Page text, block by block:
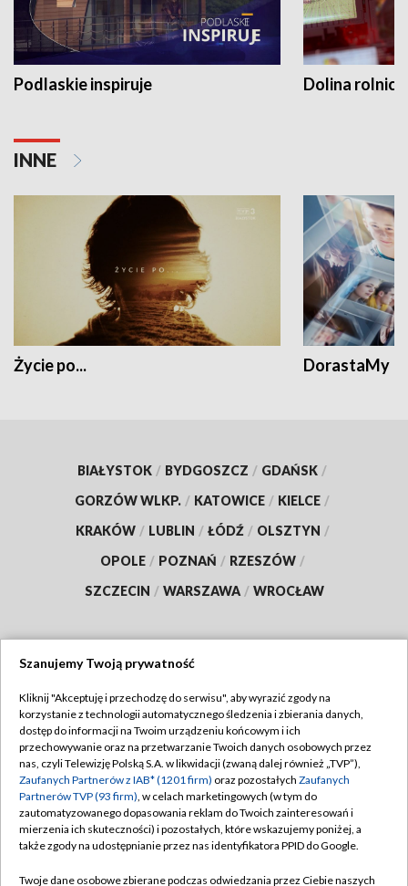
Podlaskie inspiruje Dolina
INNE
Życie po... DorastaMy
BIAŁYSTOK / BYDGOSZCZ / GDAŃSK /
GORZÓW WLKP. / KATOWICE / KIELCE /
KRAKÓW / LUBLIN / ŁÓDŹ / OLSZTYN /
OPOLE / POZNAŃ / RZESZÓW /
SZCZECIN / WARSZAWA / WROCŁAW
TVP
Abonament TVP
Emisja w TVP
Centrum informacji TVP
Naziemna Telewizja Cyfrowa
Regulamin TVP
Polityka prywatności
Moje zgody
Pomoc
Szanujemy Twoją prywatność
Kliknij "Akceptuję i przechodzę do serwisu", aby wyrazić zgody na
korzystanie z technologii automatycznego śledzenia i zbierania danych,
dostęp do informacji na Twoim urządzeniu końcowym i ich
przechowywanie oraz na przetwarzanie Twoich danych osobowych przez
nas, czyli Telewizję Polską S.A. w likwidacji (zwaną dalej również „TVP”),
Zaufanych Partnerów z IAB* (1201 firm) oraz pozostałych Zaufanych
Partnerów TVP (93 firm), w celach marketingowych (w tym do
zautomatyzowanego dopasowania reklam do Twoich zainteresowań i
mierzenia ich skuteczności) i pozostałych, które wskazujemy poniżej, a
także zgody na udostępnianie przez nas identyfikatora PPID do Google.
Twoje dane osobowe zbierane podczas odwiedzania przez Ciebie naszych